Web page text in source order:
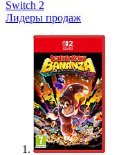
Switch 2
Лидеры продаж